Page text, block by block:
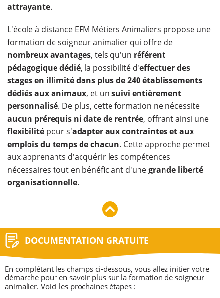
attrayante.
L'école à distance EFM Métiers Animaliers propose une
formation de soigneur animalier qui offre de
nombreux avantages, tels qu'un référent
pédagogique dédié, la possibilité d'effectuer des
stages en illimité dans plus de 240 établissements
dédiés aux animaux, et un suivi entièrement
personnalisé. De plus, cette formation ne nécessite
aucun prérequis ni date de rentrée, offrant ainsi une
flexibilité pour s'adapter aux contraintes et aux
emplois du temps de chacun. Cette approche permet
aux apprenants d'acquérir les compétences
nécessaires tout en bénéficiant d'unegrande liberté
organisationnelle.
DOCUMENTATION GRATUITE
​En complétant les champs ci-dessous, vous allez initier votre
démarche pour en savoir plus sur la formation de soigneur
animalier. Voici les prochaines étapes :